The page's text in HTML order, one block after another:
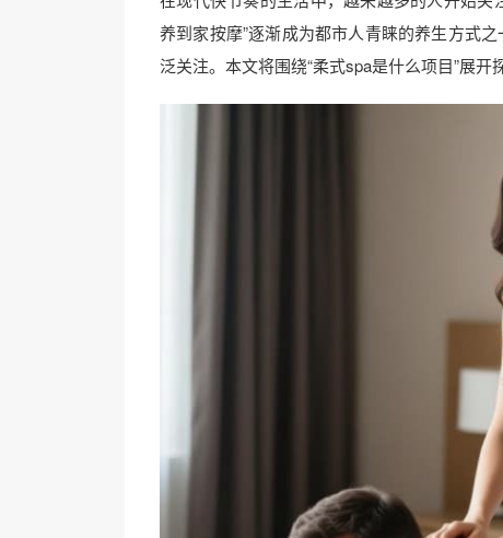
养到家按摩”逐渐成为都市人青睐的养生方式
泛关注。本文将围绕“柔式spa是什么项目”展开